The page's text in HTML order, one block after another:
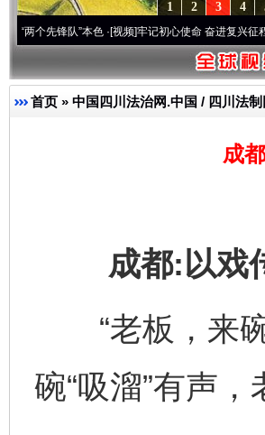
4
3
2
1
队”本色·[视频]牢记初心使命 奋进复兴征程丨宝塔山
首页 » 中国四川法治网.中国 / 四川法制
成
成都:以戏传
“老板，来碗
碗“吸溜”有声